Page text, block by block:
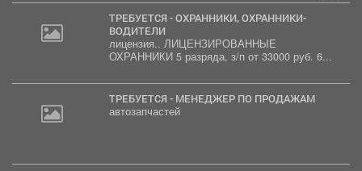
ТРЕБУЕТСЯ - ОХРАННИКИ, ОХРАННИКИ-
ВОДИТЕЛИ
лицензия.. ЛИЦЕНЗИРОВАННЫЕ
ОХРАННИКИ 5 разряда, з/п от 33000 руб. 6...
ТРЕБУЕТСЯ - МЕНЕДЖЕР ПО ПРОДАЖАМ
автозапчастей